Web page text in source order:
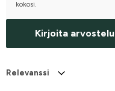
kokosi.
Kirjoita arvostelu
Relevanssi